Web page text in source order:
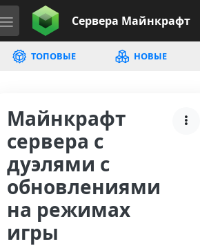
Сервера Майнкрафт
ТОПОВЫЕ НОВЫЕ
Майнкрафт
сервера с
дуэлями с
обновлениями
на режимах
игры